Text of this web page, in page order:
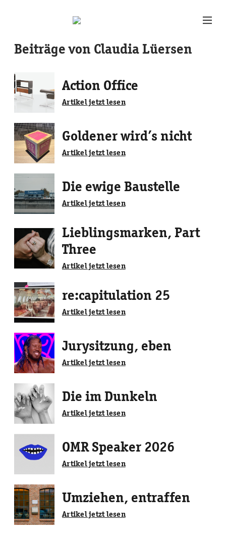
Beiträge von Claudia Lüersen
Action Office
Artikel jetzt lesen
Goldener wird’s nicht
Artikel jetzt lesen
Die ewige Baustelle
Artikel jetzt lesen
Lieblingsmarken, Part
Three
Artikel jetzt lesen
re:capitulation 25
Artikel jetzt lesen
Jurysitzung, eben
Artikel jetzt lesen
Die im Dunkeln
Artikel jetzt lesen
OMR Speaker 2026
Artikel jetzt lesen
Umziehen, entraffen
Artikel jetzt lesen